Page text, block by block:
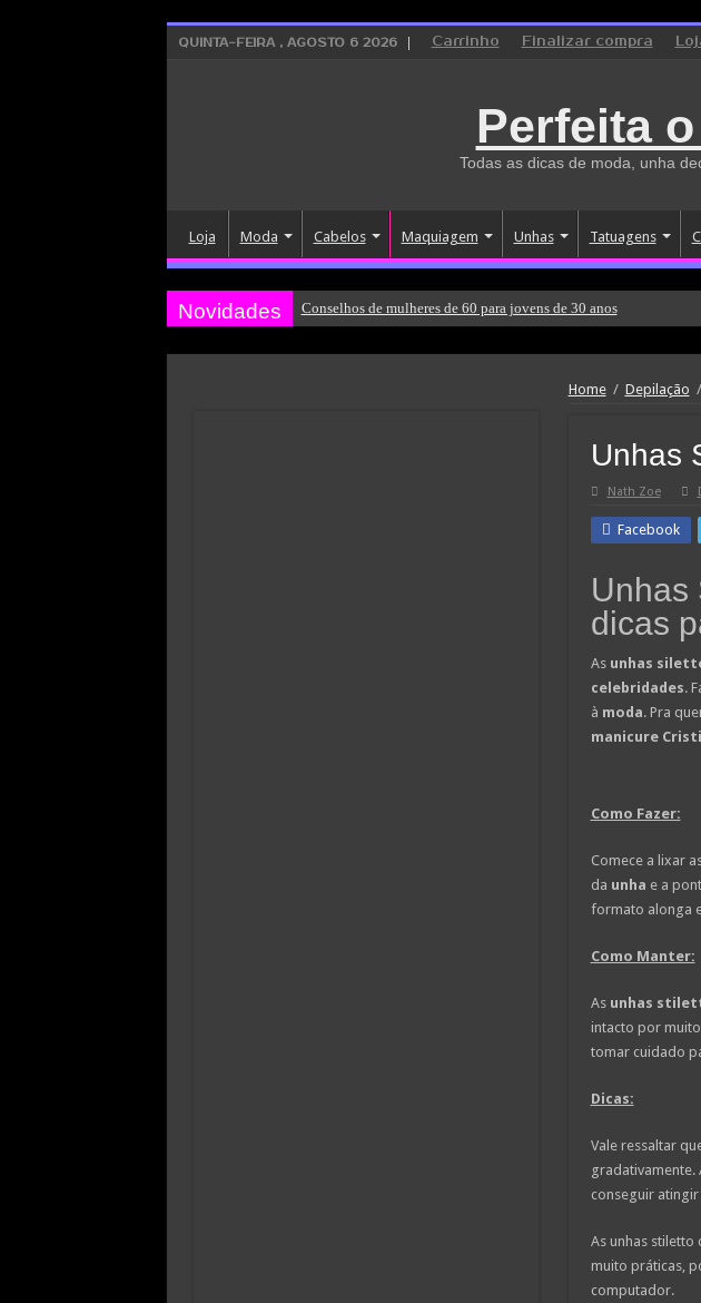
QUINTA-FEIRA , AGOSTO 6 2026 Carrinho Finalizar compra
Perfeita
Todas as dicas de moda, unha
Loja Moda Cabelos Maquiagem Unhas Tatuagens
Novidades Conselhos de mulheres de 60 para jovens de 30 anos
Home / Depilação /
Unhas
Nath Zoe
Facebook
Unhas
dicas
As unhas
celebridades.
à moda. Pra
manicure
Como Fazer:
Comece a lixar
da unha e a
formato alonga
Como Manter:
As unhas
intacto por
tomar cuidado
Dicas:
Vale ressaltar
gradativamente.
conseguir atingir
As unhas stiletto
muito práticas,
computador.